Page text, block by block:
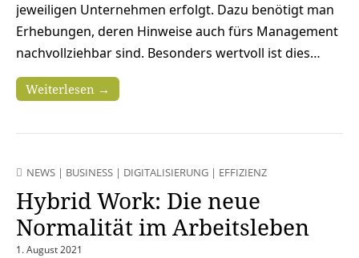
jeweiligen Unternehmen erfolgt. Dazu benötigt man
Erhebungen, deren Hinweise auch fürs Management
nachvollziehbar sind. Besonders wertvoll ist dies…
Weiterlesen →
NEWS | BUSINESS | DIGITALISIERUNG | EFFIZIENZ
Hybrid Work: Die neue
Normalität im Arbeitsleben
1. August 2021